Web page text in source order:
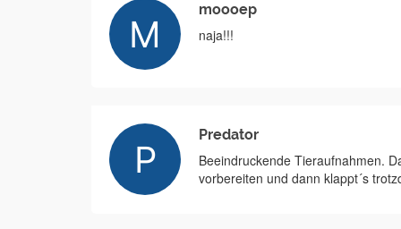
moooep
naja!!!
Predator
Beeindruckende Tieraufnahmen.
vorbereiten und dann klappt´s